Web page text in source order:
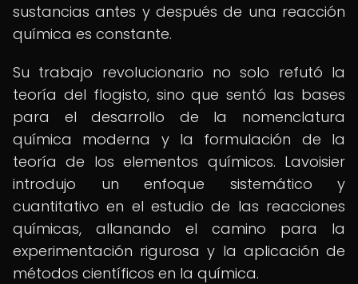
sustancias antes y después de una reacción
química es constante.
Su trabajo revolucionario no solo refutó la
teoría del flogisto, sino que sentó las bases
para el desarrollo de la nomenclatura
química moderna y la formulación de la
teoría de los elementos químicos. Lavoisier
introdujo un enfoque sistemático y
cuantitativo en el estudio de las reacciones
químicas, allanando el camino para la
experimentación rigurosa y la aplicación de
métodos científicos en la química.